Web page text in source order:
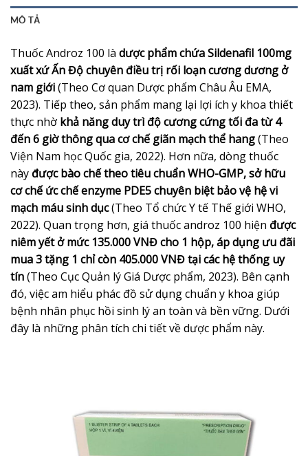
MÔ TẢ
Thuốc Androz 100 là dược phẩm chứa Sildenafil 100mg
xuất xứ Ấn Độ chuyên điều trị rối loạn cương dương ở
nam giới(Theo Cơ quan Dược phẩm Châu Âu EMA,
2023). Tiếp theo, sản phẩm mang lại lợi ích y khoa thiết
thực nhờ khả năng duy trì độ cương cứng tối đa từ 4
đến 6 giờ thông qua cơ chế giãn mạch thể hang(Theo
Viện Nam học Quốc gia, 2022). Hơn nữa, dòng thuốc
nàyđược bào chế theo tiêu chuẩn WHO-GMP, sở hữu
cơ chế ức chế enzyme PDE5 chuyên biệt bảo vệ hệ vi
mạch máu sinh dục(Theo Tổ chức Y tế Thế giới WHO,
2022). Quan trọng hơn, giá thuốc androz 100 hiện được
niêm yết ở mức 135.000 VNĐ cho 1 hộp, áp dụng ưu đãi
mua 3 tặng 1 chỉ còn 405.000 VNĐ tại các hệ thống uy
tín(Theo Cục Quản lý Giá Dược phẩm, 2023). Bên cạnh
đó, việc am hiểu phác đồ sử dụng chuẩn y khoa giúp
bệnh nhân phục hồi sinh lý an toàn và bền vững. Dưới
đây là những phân tích chi tiết về dược phẩm này.